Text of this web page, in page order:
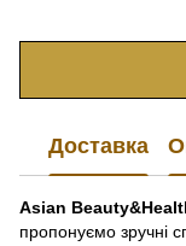
Доставка
Asian
пропонуємо зручні